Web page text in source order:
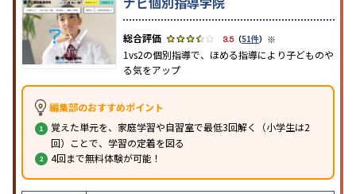
3.5（51件） ※
1vs2の個別指導で、ほめる指導により子どものや
る気をアップ
編集部のおすすめポイント
覚えた単元を、家庭学習や自習室で最低3回解く（小学生は2
回）ことで、学習の定着を図る
4回まで無料体験が可能！